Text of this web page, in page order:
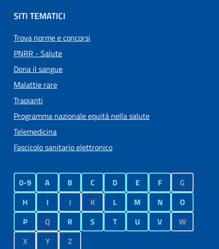
SITI TEMATICI
Trova norme e concorsi
PNRR - Salute
Dona il sangue
Malattie rare
Trapianti
Programma nazionale equità nella salute
Telemedicina
Fascicolo sanitario elettronico
0-9 A B C D E F
G
H
I J K L M N
O
P
Q R S T U V
W
X
Y Z